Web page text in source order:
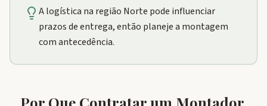
A logística na região Norte pode influenciar
prazos de entrega, então planeje a montagem
com antecedência.